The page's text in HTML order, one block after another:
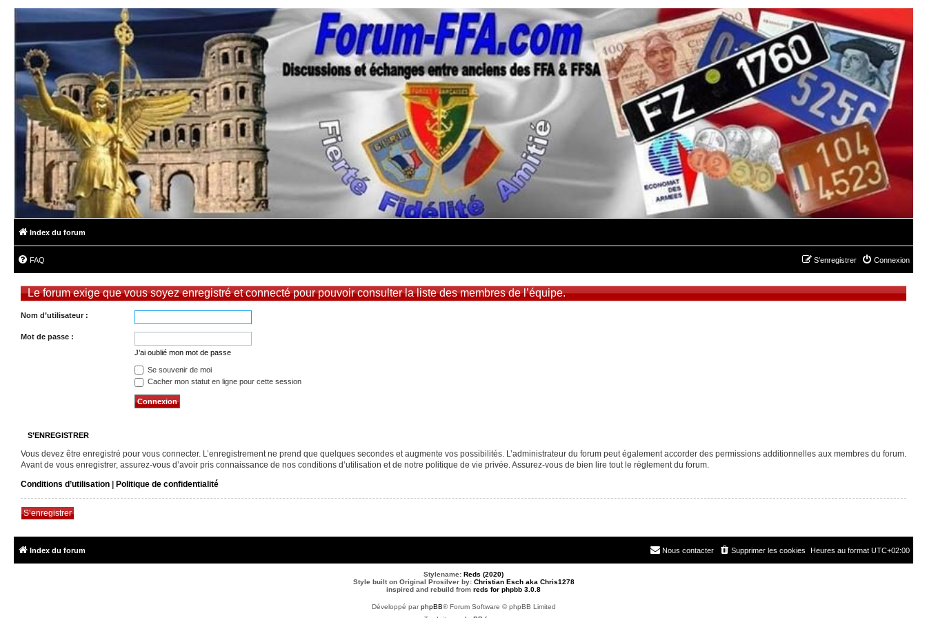
Index du forum
FAQ Connexion
S’enregistrer
Le forum exige que vous soyez enregistré et connecté pour pouvoir consulter la liste des membres de l’équipe.
Nom d’utilisateur :
Mot de passe :
J’ai oublié mon mot de passe
Se souvenir de moi
Cacher mon statut en ligne pour cette session
S’ENREGISTRER
Vous devez être enregistré pour vous connecter. L’enregistrement ne prend que quelques secondes et augmente vos possibilités. L’administrateur du forum peut également accorder des permissions additionnelles aux membres du forum.
Avant de vous enregistrer, assurez-vous d’avoir pris connaissance de nos conditions d’utilisation et de notre politique de vie privée. Assurez-vous de bien lire tout le règlement du forum.
Conditions d’utilisation | Politique de confidentialité
S’enregistrer
Index du forum Heures au format UTC+02:00
Supprimer les cookies
Nous contacter
Stylename: Reds (2020)
Style built on Original Prosilver by: Christian Esch aka Chris1278
inspired and rebuild from reds for phpbb 3.0.8
Développé parphpBB® Forum Software © phpBB Limited